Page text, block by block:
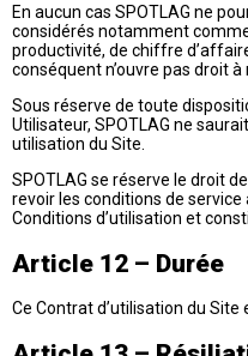
En aucun cas SPOTLAG ne
considérés notamment
productivité, de chiffre
conséquent n’ouvre pas droit à
Sous réserve de toute
Utilisateur, SPOTLAG ne
utilisation du Site.
SPOTLAG se réserve le droit
revoir les conditions de
Conditions d’utilisation et
Article 12 – Durée
Ce Contrat d’utilisation du